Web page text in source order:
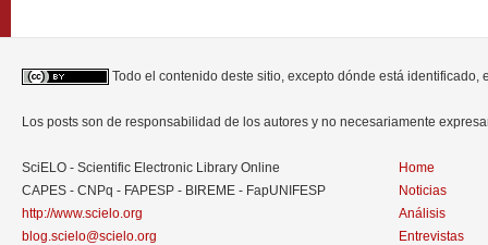
Todo el contenido deste sitio, excepto dónde está identificado,
Los posts son de responsabilidad de los autores y no necesariamente
SciELO - Scientific Electronic Library Online
CAPES - CNPq - FAPESP - BIREME - FapUNIFESP
http://www.scielo.org
blog.scielo@scielo.org
Home
Noticias
Análisis
Entrevistas